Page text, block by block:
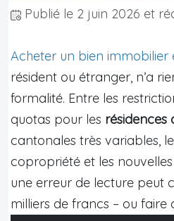
Publié le 2 juin 2026 et
Acheter un bien immobilier
résident ou étranger, n’a
formalité. Entre les
quotas pour les résidences
cantonales très variables,
copropriété et les
une erreur de lecture peut
milliers de francs – ou